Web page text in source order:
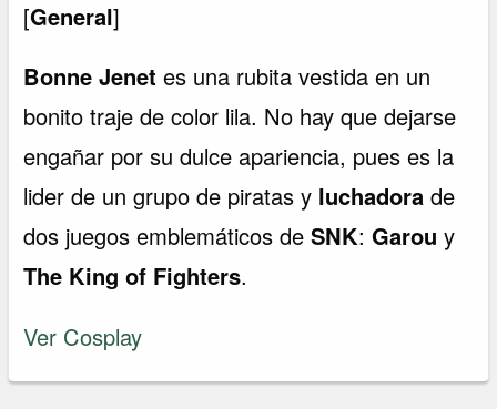
[General]
Bonne Jenet es una rubita vestida en un
bonito traje de color lila. No hay que dejarse
engañar por su dulce apariencia, pues es la
lider de un grupo de piratas y luchadorade
dos juegos emblemáticos deSNK:Garouy
The King of Fighters.
Ver Cosplay